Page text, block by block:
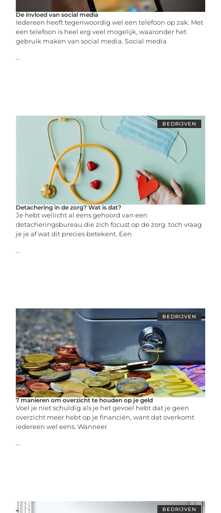
De invloed van social media
Iedereen heeft tegenwoordig wel een telefoon op zak. Met
een telefoon is heel erg veel mogelijk, waaronder het
gebruik maken van social media. Social media
...
BEDRIJVEN
Detachering in de zorg? Wat is dat?
Je hebt wellicht al eens gehoord van een
detacheringsbureau die zich focust op de zorg. toch vraag
je je af wat dit precies betekent. Een
...
BEDRIJVEN
7 manieren om overzicht te houden op je geld
Voel je niet schuldig als je het gevoel hebt dat je geen
overzicht meer hebt op je financiën, want dat overkomt
iedereen wel eens. Wanneer
...
BEDRIJVEN